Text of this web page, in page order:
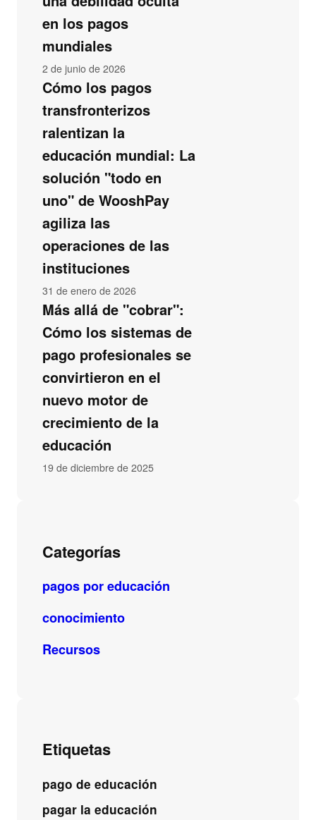
en los pagos
mundiales
2 de junio de 2026
Cómo los pagos
transfronterizos
ralentizan la
educación mundial: La
solución "todo en
uno" de WooshPay
agiliza las
operaciones de las
instituciones
31 de enero de 2026
Más allá de "cobrar":
Cómo los sistemas de
pago profesionales se
convirtieron en el
nuevo motor de
crecimiento de la
educación
19 de diciembre de 2025
Categorías
pagos por educación
conocimiento
Recursos
Etiquetas
pago de educación
pagar la educación